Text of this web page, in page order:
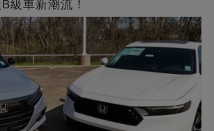
級車新潮流！